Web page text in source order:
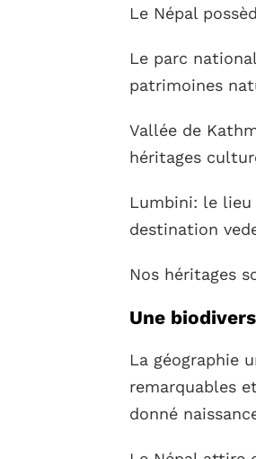
Le Népal
Le parc
patrimoines
Vallée de
héritages
Lumbini: le lieu
destination
Nos héritages
Une
La géographie
remarquables
donné